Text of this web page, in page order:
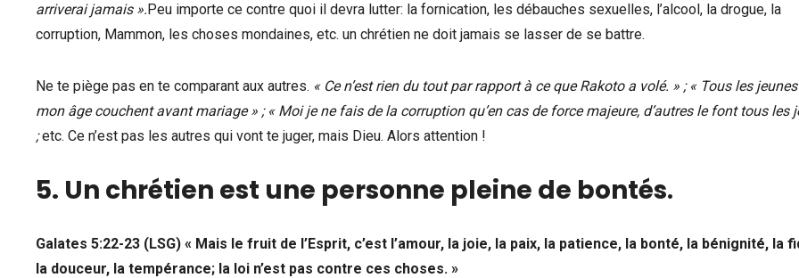
arriverai jamais ».Peu importe ce contre quoi il devra lutter: la fornication, les débauches sexuelles, l’alcool, la drogue, la
corruption, Mammon, les choses mondaines, etc. un chrétien ne doit jamais se lasser de se battre.
Ne te piège pas en te comparant aux autres. « Ce n’est rien du tout par rapport à ce que Rakoto a volé. » ; « Tous les
mon âge couchent avant mariage » ; « Moi je ne fais de la corruption qu’en cas de force majeure, d’autres le font tous les
;etc. Ce n’est pas les autres qui vont te juger, mais Dieu. Alors attention !
5. Un chrétien est une personne pleine de bontés.
Galates 5:22-23 (LSG) « Mais le fruit de l’Esprit, c’est l’amour, la joie, la paix, la patience, la bonté, la bénignité, la
la douceur, la tempérance; la loi n’est pas contre ces choses. »